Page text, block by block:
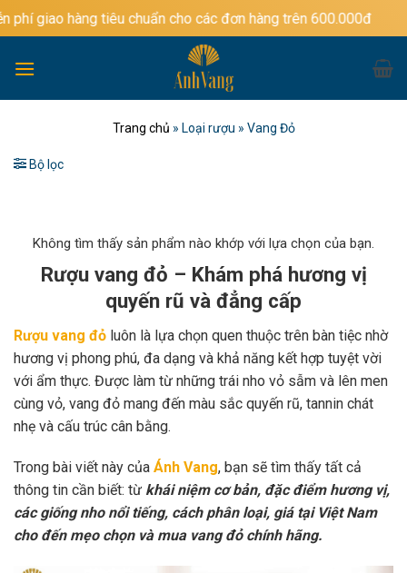
Bỏ
qua
dung
tiêu chuẩn cho các đơn hàng trên 600.000đ
Trang chủ » Loại rượu » Vang Đỏ
Bộ lọc
Không tìm thấy sản phẩm nào khớp với lựa chọn của bạn.
Rượu vang đỏ – Khám phá hương vị
quyến rũ và đẳng cấp
Rượu vang đỏ luôn là lựa chọn quen thuộc trên bàn tiệc nhờ
hương vị phong phú, đa dạng và khả năng kết hợp tuyệt vời
với ẩm thực. Được làm từ những trái nho vỏ sẫm và lên men
cùng vỏ, vang đỏ mang đến màu sắc quyến rũ, tannin chát
nhẹ và cấu trúc cân bằng.
Trong bài viết này của Ánh Vang, bạn sẽ tìm thấy tất cả
thông tin cần biết: từ khái niệm cơ bản, đặc điểm hương vị,
các giống nho nổi tiếng, cách phân loại, giá tại Việt Nam
cho đến mẹo chọn và mua vang đỏ chính hãng.